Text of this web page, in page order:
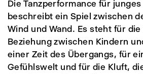
Die Tanzperformance für
beschreibt ein Spiel zwischen
Wind und Wand. Es steht für
Beziehung zwischen Kindern
einer Zeit des Übergangs, für
Gefühlswelt und für die Kluft,